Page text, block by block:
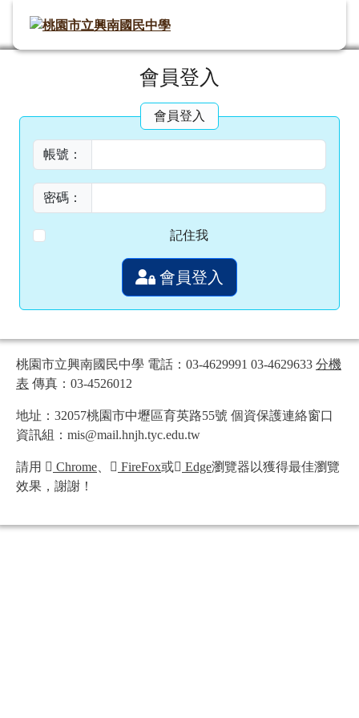
桃園市立興南國民中學
導覽列
會員登入
會員登入
帳號：
密碼：
記住我
會員登入
桃園市立興南國民中學 電話：03-4629991 03-4629633 分機
表 傳真：03-4526012
地址：32057桃園市中壢區育英路55號 個資保護連絡窗口
資訊組：mis@mail.hnjh.tyc.edu.tw
請用 Chrome FireFox或 Edge瀏覽器以獲得最佳瀏覽
效果，謝謝！